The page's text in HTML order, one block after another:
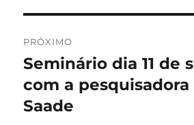
PRÓXIMO
Próximo
post:
Seminário dia 11 de
com a pesquisadora
Saade